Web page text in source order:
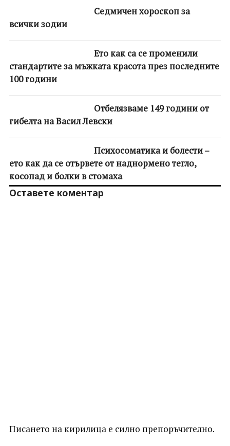
Седмичен хороскоп за
всички зодии
Ето как са се променили
стандартите за мъжката красота през последните
100 години
Отбелязваме 149 години от
гибелта на Васил Левски
Психосоматика и болести –
ето как да се отървете от наднормено тегло,
косопад и болки в стомаха
Оставете коментар
Писането на кирилица е силно препоръчително.